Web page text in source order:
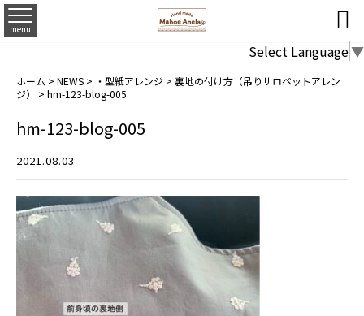
menu 
Select Language▼
ホーム > NEWS > ・型紙アレンジ > 裏地の付け方（吊りサロペットアレン
ジ）
> hm-123-blog-005
hm-123-blog-005
2021.08.03